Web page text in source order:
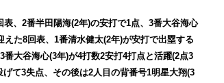
、2番半田陽海(2年)の安打で1点、3番大谷海心
た8回表、1番清水健太(2年)が安打で出塁する
大谷海心(3年)が4打数2安打4打点と活躍(2点3
て3失点、その後は2人目の背番号1明星大翔(3